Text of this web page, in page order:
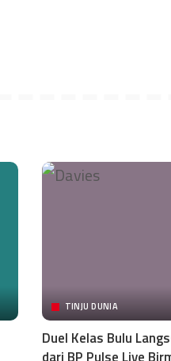
TINJU DUNIA
Duel Kelas Bulu